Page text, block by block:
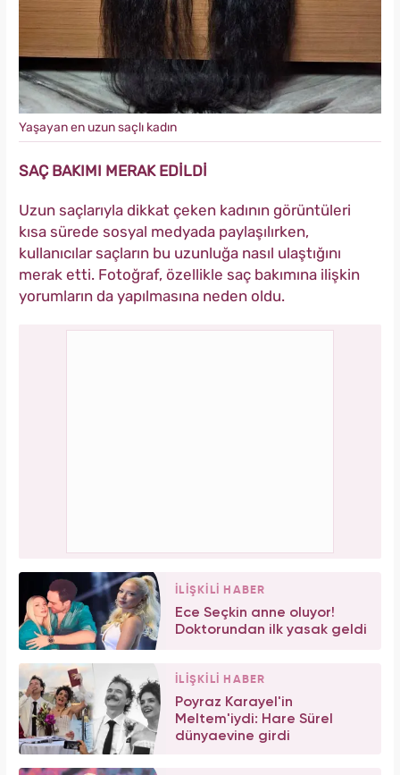
Yaşayan en uzun saçlı kadın
SAÇ BAKIMI MERAK EDİLDİ
Uzun saçlarıyla dikkat çeken kadının görüntüleri
kısa sürede sosyal medyada paylaşılırken,
kullanıcılar saçların bu uzunluğa nasıl ulaştığını
merak etti. Fotoğraf, özellikle saç bakımına ilişkin
yorumların da yapılmasına neden oldu.
İLİŞKİLİ HABER
Ece Seçkin anne oluyor!
Doktorundan ilk yasak geldi
İLİŞKİLİ HABER
Poyraz Karayel'in
Meltem'iydi: Hare Sürel
dünyaevine girdi